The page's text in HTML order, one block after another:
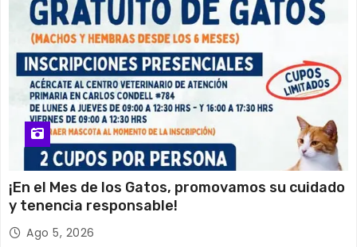
¡En el Mes de los Gatos, promovamos su cuidado
y tenencia responsable!
Ago 5, 2026